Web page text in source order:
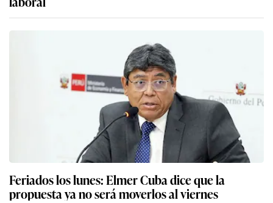
Feriados los lunes: Elmer Cuba dice que la
propuesta ya no será moverlos al viernes